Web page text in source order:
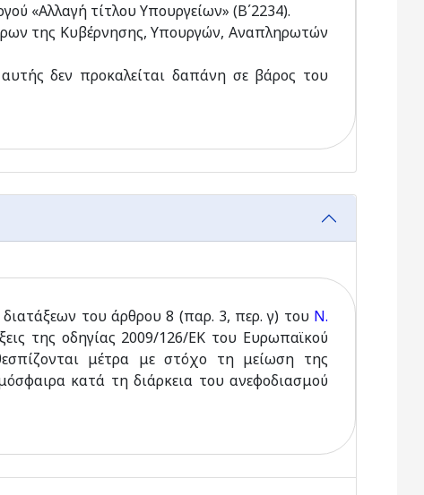
«Αλλαγή τίτλου Υπουργείων» (Β΄2234).
της Κυβέρνησης, Υπουργών, Αναπληρωτών
δεν προκαλείται δαπάνη σε βάρος του
του άρθρου 8 (παρ. 3, περ. γ) του Ν.
της οδηγίας 2009/126/ΕΚ του Ευρωπαϊκού
μέτρα με στόχο τη μείωση της
κατά τη διάρκεια του ανεφοδιασμού